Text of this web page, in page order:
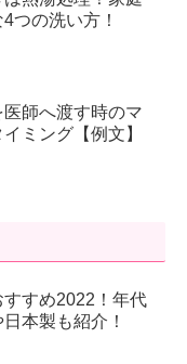
つの洗い方！
師へ渡す時のマ
ミング【例文】
すめ2022！年代
本製も紹介！